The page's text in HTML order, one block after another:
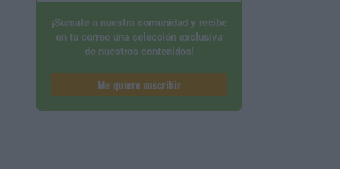
¡Sumate a nuestra comunidad y recibe
en tu correo una selección exclusiva
de nuestros contenidos!
Me quiero suscribir